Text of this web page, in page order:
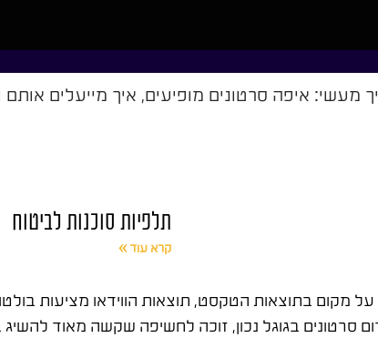
מעשי: איפה סרטונים מופיעים, איך מייעלים
תלפיות סוכנות לביטוח
קרא עוד »
מקום בתוצאות הטקסט, תוצאות הווידאו מציעות
שעסק שמשקיע בקידום סרטונים בגוגל נכון, זוכה לחשיפה שקשה מאוד